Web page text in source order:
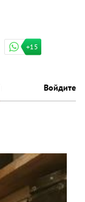
+15
Войдите